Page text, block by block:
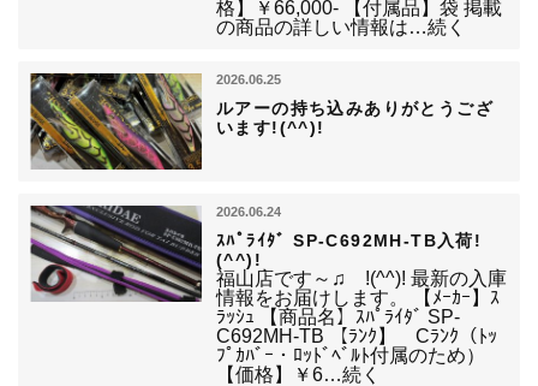
格】￥66,000- 【付属品】袋 掲載
の商品の詳しい情報は…続く
2026.06.25
ルアーの持ち込みありがとうござ
います!(^^)!
2026.06.24
ｽﾊﾟﾗｲﾀﾞ SP-C692MH-TB入荷!
(^^)!
福山店です～♫ !(^^)! 最新の入庫
情報をお届けします。 【ﾒｰｶｰ】ｽ
ﾗｯｼｭ 【商品名】ｽﾊﾟﾗｲﾀﾞ SP-
C692MH-TB 【ﾗﾝｸ】 Cﾗﾝｸ（ﾄｯ
ﾌﾟｶﾊﾞｰ・ﾛｯﾄﾞﾍﾞﾙﾄ付属のため）
【価格】￥6…続く